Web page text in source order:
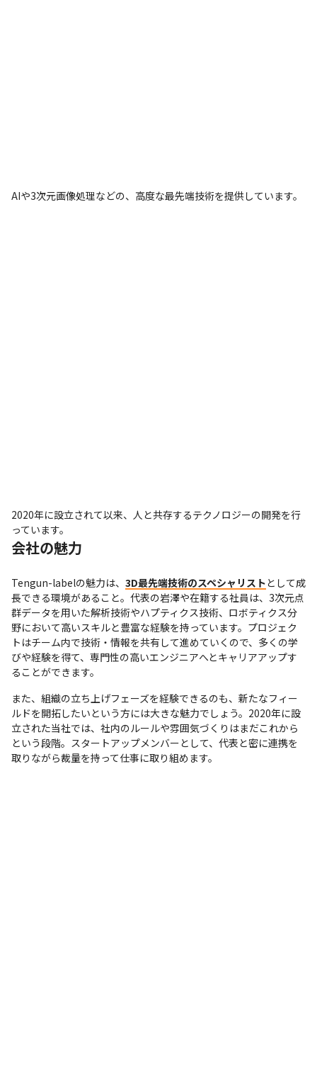
AIや3次元画像処理などの、高度な最先端技術を提供しています。
2020年に設立されて以来、人と共存するテクノロジーの開発を行
っています。
会社の魅力
Tengun-labelの魅力は、 3D最先端技術のスペシャリストとして成
長できる環境があること。代表の岩澤や在籍する社員は、3次元点
群データを用いた解析技術やハプティクス技術、ロボティクス分
野において高いスキルと豊富な経験を持っています。プロジェク
トはチーム内で技術・情報を共有して進めていくので、多くの学
びや経験を得て、専門性の高いエンジニアへとキャリアアップす
ることができます。
また、組織の立ち上げフェーズを経験できるのも、新たなフィー
ルドを開拓したいという方には大きな魅力でしょう。2020年に設
立された当社では、社内のルールや雰囲気づくりはまだこれから
という段階。スタートアップメンバーとして、代表と密に連携を
取りながら裁量を持って仕事に取り組めます。